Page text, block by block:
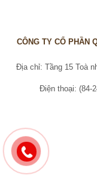
CÔNG TY CỔ PHẦN
Địa chỉ: Tầng 15 Toà
Điện thoại: (84-